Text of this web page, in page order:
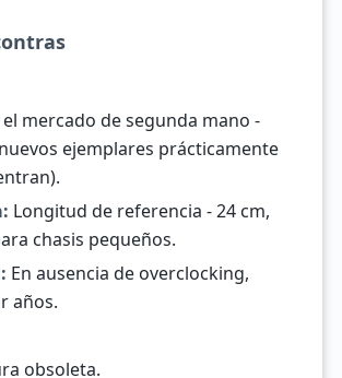
el mercado de segunda mano -
ejemplares prácticamente
Longitud de referencia - 24 cm,
chasis pequeños.
En ausencia de overclocking,
años.
obsoleta.